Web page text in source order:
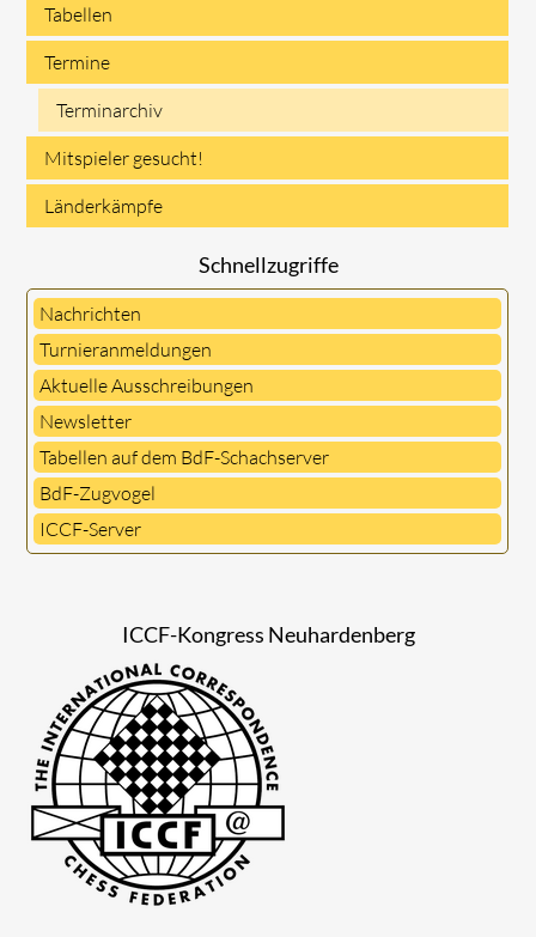
Tabellen
Termine
Terminarchiv
Mitspieler gesucht!
Länderkämpfe
Schnellzugriffe
Nachrichten
Turnieranmeldungen
Aktuelle Ausschreibungen
Newsletter
Tabellen auf dem BdF-Schachserver
BdF-Zugvogel
ICCF-Server
ICCF-Kongress Neuhardenberg